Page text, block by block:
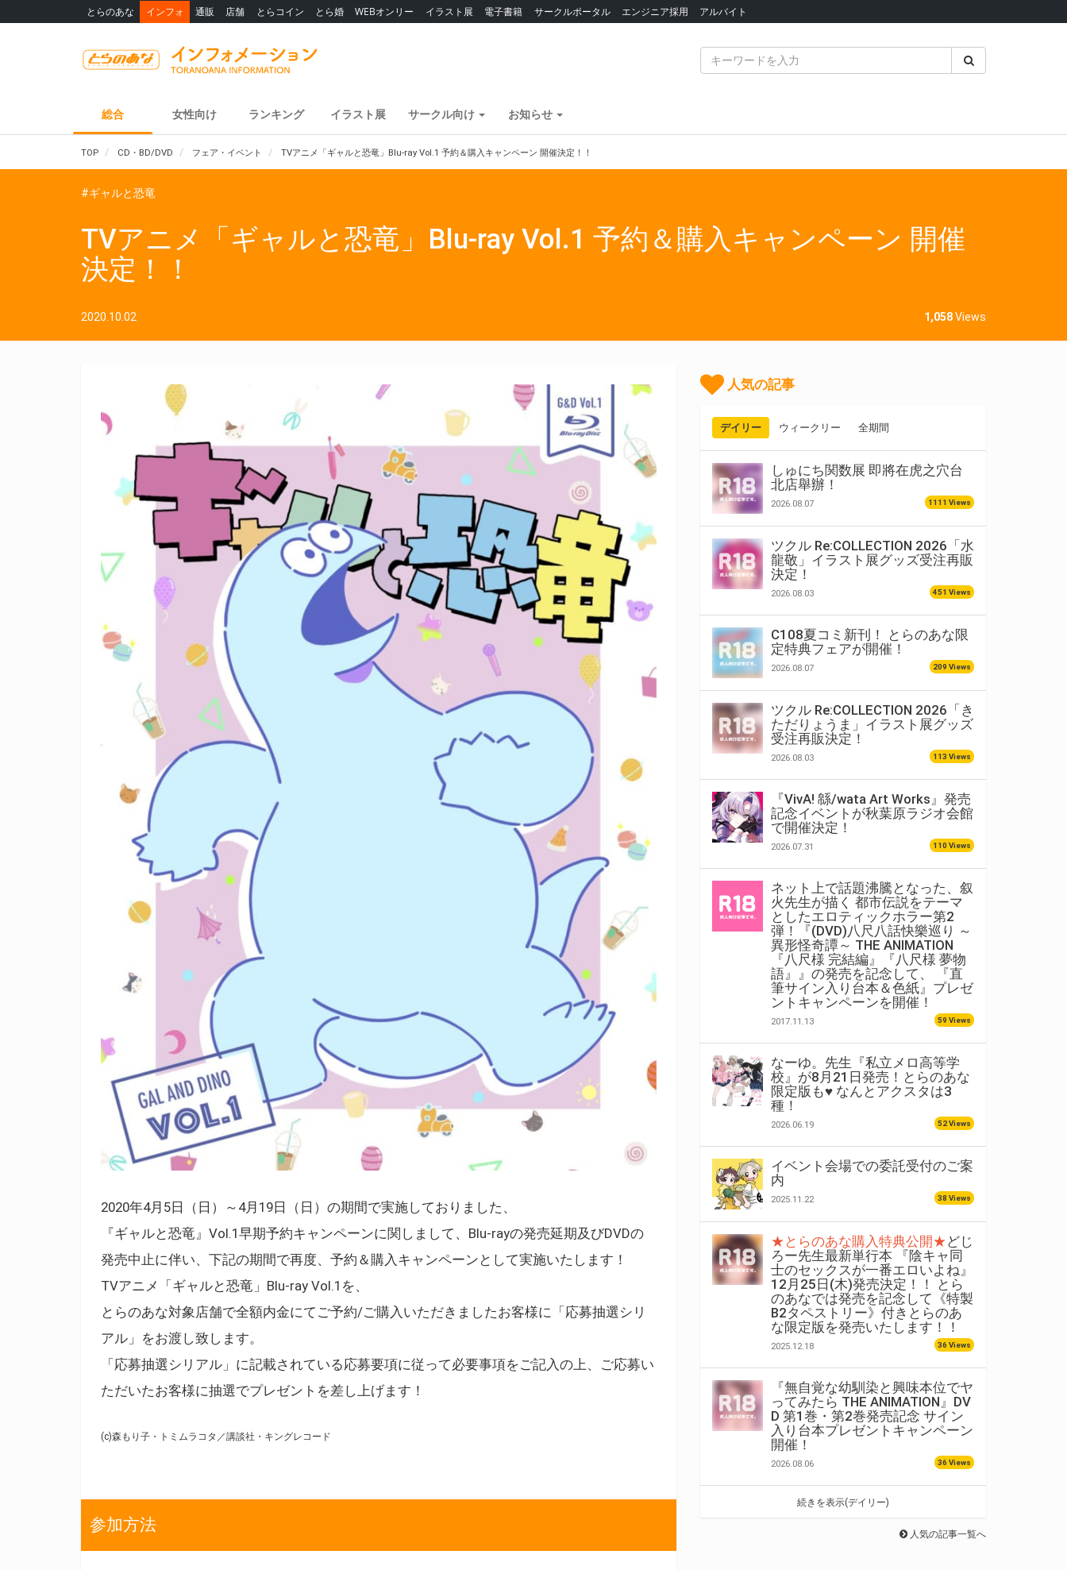
とらのあな インフォ 通販 店舗 とらコイン とら婚 WEBオンリー イラスト展 電子書籍 サークルポータル エンジニア採用 アルバイト
総合 女性向け ランキング イラスト展 サークル向け お知らせ
TOP CD・BD/DVD フェア・イベント TVアニメ「ギャルと恐竜」Blu-ray Vol.1 予約＆購入キャンペーン 開催決定！！
#ギャルと恐竜
TVアニメ「ギャルと恐竜」Blu-ray Vol.1 予約＆購入キャンペーン 開催
決定！！
2020.10.02 1,058Views
2020年4月5日（日）～4月19日（日）の期間で実施しておりました、
『ギャルと恐竜』Vol.1早期予約キャンペーンに関しまして、Blu-rayの発売延期及びDVDの
発売中止に伴い、下記の期間で再度、予約＆購入キャンペーンとして実施いたします！
TVアニメ「ギャルと恐竜」Blu-ray Vol.1を、
とらのあな対象店舗で全額内金にてご予約/ご購入いただきましたお客様に「応募抽選シリ
アル」をお渡し致します。
「応募抽選シリアル」に記載されている応募要項に従って必要事項をご記入の上、ご応募い
ただいたお客様に抽選でプレゼントを差し上げます！
(c)森もり子・トミムラコタ／講談社・キングレコード
参加方法
人気の記事
デイリー ウィークリー 全期間
しゅにち関数展 即將在虎之穴台
北店舉辦！
2026.08.07 1111 Views
ツクル Re:COLLECTION 2026「水
龍敬」イラスト展グッズ受注再販
決定！
2026.08.03 451 Views
C108夏コミ新刊！ とらのあな限
定特典フェアが開催！
2026.08.07 209 Views
ツクル Re:COLLECTION 2026「き
ただりょうま」イラスト展グッズ
受注再販決定！
2026.08.03 113 Views
『VivA! 緜/wata Art Works』発売
記念イベントが秋葉原ラジオ会館
で開催決定！
2026.07.31 110 Views
ネット上で話題沸騰となった、叙
火先生が描く 都市伝説をテーマ
としたエロティックホラー第2
弾！『(DVD)八尺八話快樂巡り ～
異形怪奇譚～ THE ANIMATION
『八尺様 完結編』『八尺様 夢物
語』』の発売を記念して、 『直
筆サイン入り台本＆色紙』プレゼ
ントキャンペーンを開催！
2017.11.13 59 Views
なーゆ。先生『私立メロ高等学
校』が8月21日発売！とらのあな
限定版も♥ なんとアクスタは3
種！
2026.06.19 52 Views
イベント会場での委託受付のご案
内
2025.11.22 38 Views
★とらのあな購入特典公開★どじ
ろー先生最新単行本 『陰キャ同
士のセックスが一番エロいよね』
12月25日(木)発売決定！！ とら
のあなでは発売を記念して《特製
B2タペストリー》付きとらのあ
な限定版を発売いたします！！
2025.12.18 36 Views
『無自覚な幼馴染と興味本位でヤ
ってみたら THE ANIMATION』DV
D 第1巻・第2巻発売記念 サイン
入り台本プレゼントキャンペーン
開催！
2026.08.06 36 Views
続きを表示(デイリー)
人気の記事一覧へ